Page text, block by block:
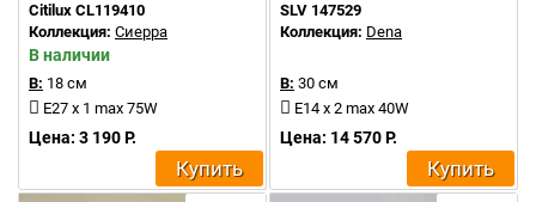
Citilux CL119410
Коллекция: Сиерра
В наличии
В: 18 см
E27 x 1 max 75W
Цена: 3 190 Р.
Купить
SLV 147529
Коллекция: Dena
В: 30 см
E14 x 2 max 40W
Цена: 14 570 Р.
Купить